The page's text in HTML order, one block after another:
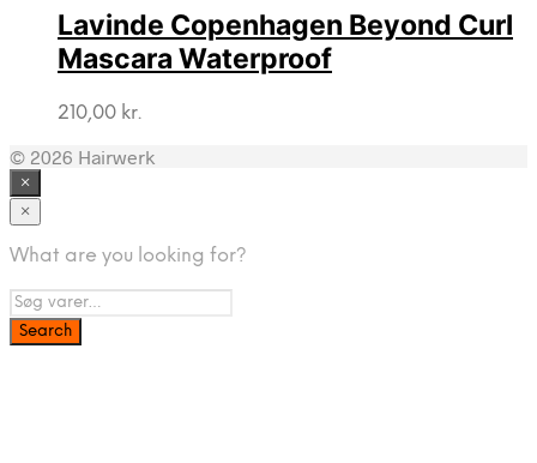
Lavinde Copenhagen Beyond Curl
Mascara Waterproof
210,00 kr.
© 2026 Hairwerk
×
×
What are you looking for?